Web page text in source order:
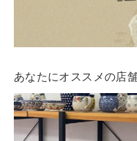
あなたにオススメの店